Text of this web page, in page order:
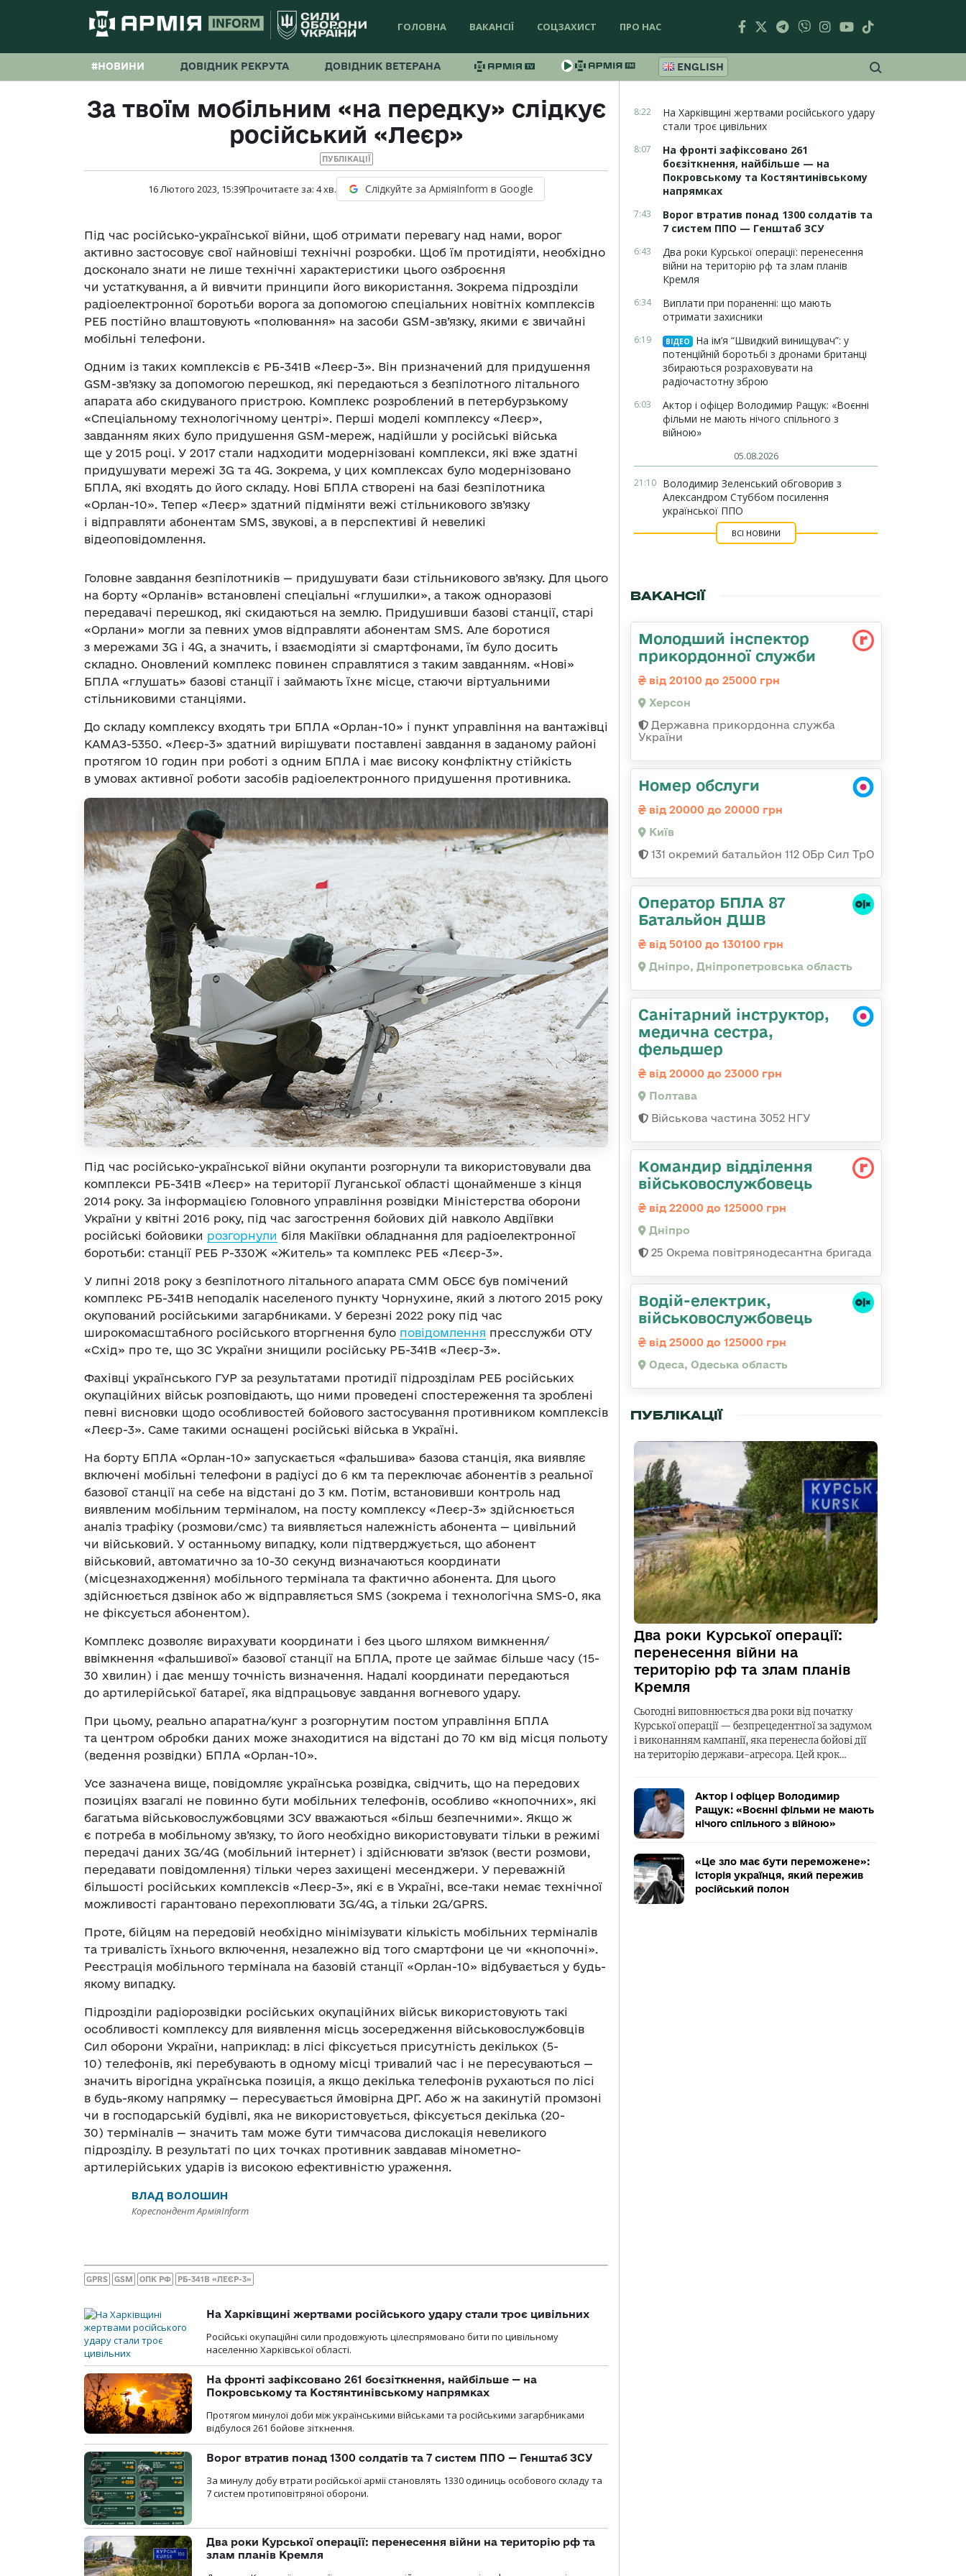
ГОЛОВНА ВАКАНСІЇ СОЦЗАХИСТ ПРО НАС
#НОВИНИ ДОВІДНИК РЕКРУТА ДОВІДНИК ВЕТЕРАНА ENGLISH
За твоїм мобільним «на передку» слідкує
російський «Леєр»
ПУБЛІКАЦІЇ
16 Лютого 2023, 15:39Прочитаєте за: 4хв. Слідкуйте за АрміяInform в Google
Під час російсько-української війни, щоб отримати перевагу над нами, ворог
активно застосовує свої найновіші технічні розробки. Щоб їм протидіяти, необхідно
досконало знати не лише технічні характеристики цього озброєння
чи устаткування, а й вивчити принципи його використання. Зокрема підрозділи
радіоелектронної боротьби ворога за допомогою спеціальних новітніх комплексів
РЕБ постійно влаштовують «полювання» на засоби GSM-зв’язку, якими є звичайні
мобільні телефони.
Одним із таких комплексів є РБ-341В «Леєр-3». Він призначений для придушення
GSM-зв’язку за допомогою перешкод, які передаються з безпілотного літального
апарата або скидуваного пристрою. Комплекс розроблений в петербурзькому
«Спеціальному технологічному центрі». Перші моделі комплексу «Леєр»,
завданням яких було придушення GSM-мереж, надійшли у російські війська
ще у 2015 році. У 2017 стали надходити модернізовані комплекси, які вже здатні
придушувати мережі 3G та 4G. Зокрема, у цих комплексах було модернізовано
БПЛА, які входять до його складу. Нові БПЛА створені на базі безпілотника
«Орлан-10». Тепер «Леєр» здатний підміняти вежі стільникового зв’язку
і відправляти абонентам SMS, звукові, а в перспективі й невеликі
відеоповідомлення.
Головне завдання безпілотників — придушувати бази стільникового зв’язку. Для цього
на борту «Орланів» встановлені спеціальні «глушилки», а також одноразові
передавачі перешкод, які скидаються на землю. Придушивши базові станції, старі
«Орлани» могли за певних умов відправляти абонентам SMS. Але боротися
з мережами 3G і 4G, а значить, і взаємодіяти зі смартфонами, їм було досить
складно. Оновлений комплекс повинен справлятися з таким завданням. «Нові»
БПЛА «глушать» базові станції і займають їхнє місце, стаючи віртуальними
стільниковими станціями.
До складу комплексу входять три БПЛА «Орлан-10» і пункт управління на вантажівці
КАМАЗ-5350. «Леєр-3» здатний вирішувати поставлені завдання в заданому районі
протягом 10 годин при роботі з одним БПЛА і має високу конфліктну стійкість
в умовах активної роботи засобів радіоелектронного придушення противника.
Під час російсько-української війни окупанти розгорнули та використовували два
комплекси РБ-341В «Леєр» на території Луганської області щонайменше з кінця
2014 року. За інформацією Головного управління розвідки Міністерства оборони
України у квітні 2016 року, під час загострення бойових дій навколо Авдіївки
російські бойовики розгорнули біля Макіївки обладнання для радіоелектронної
боротьби: станції РЕБ Р-330Ж «Житель» та комплекс РЕБ «Лєєр-3».
У липні 2018 року з безпілотного літального апарата СММ ОБСЄ був помічений
комплекс РБ-341В неподалік населеного пункту Чорнухине, який з лютого 2015 року
окупований російськими загарбниками. У березні 2022 року під час
широкомасштабного російського вторгнення було повідомлення пресслужби ОТУ
«Схід» про те, що ЗС України знищили російську РБ-341В «Леєр-3».
Фахівці українського ГУР за результатами протидії підрозділам РЕБ російських
окупаційних військ розповідають, що ними проведені спостереження та зроблені
певні висновки щодо особливостей бойового застосування противником комплексів
«Леєр-3». Саме такими оснащені російські війська в Україні.
На борту БПЛА «Орлан-10» запускається «фальшива» базова станція, яка виявляє
включені мобільні телефони в радіусі до 6 км та переключає абонентів з реальної
базової станції на себе на відстані до 3 км. Потім, встановивши контроль над
виявленим мобільним терміналом, на посту комплексу «Леєр-3» здійснюється
аналіз трафіку (розмови/смс) та виявляється належність абонента — цивільний
чи військовий. У останньому випадку, коли підтверджується, що абонент
військовий, автоматично за 10-30 секунд визначаються координати
(місцезнаходження) мобільного термінала та фактично абонента. Для цього
здійснюється дзвінок або ж відправляється SMS (зокрема і технологічна SMS-0, яка
не фіксується абонентом).
Комплекс дозволяє вирахувати координати і без цього шляхом вимкнення/
ввімкнення «фальшивої» базової станції на БПЛА, проте це займає більше часу (15-
30 хвилин) і дає меншу точність визначення. Надалі координати передаються
до артилерійської батареї, яка відпрацьовує завдання вогневого удару.
При цьому, реально апаратна/кунг з розгорнутим постом управління БПЛА
та центром обробки даних може знаходитися на відстані до 70 км від місця польоту
(ведення розвідки) БПЛА «Орлан-10».
Усе зазначена вище, повідомляє українська розвідка, свідчить, що на передових
позиціях взагалі не повинно бути мобільних телефонів, особливо «кнопочних», які
багатьма військовослужбовцями ЗСУ вважаються «більш безпечними». Якщо ж
є потреба в мобільному зв’язку, то його необхідно використовувати тільки в режимі
передачі даних 3G/4G (мобільний інтернет) і здійснювати зв’язок (вести розмови,
передавати повідомлення) тільки через захищені месенджери. У переважній
більшості російських комплексів «Леєр-3», які є в Україні, все-таки немає технічної
можливості гарантовано перехоплювати 3G/4G, а тільки 2G/GPRS.
Проте, бійцям на передовій необхідно мінімізувати кількість мобільних терміналів
та тривалість їхнього включення, незалежно від того смартфони це чи «кнопочні».
Реєстрація мобільного термінала на базовій станції «Орлан-10» відбувається у будь-
якому випадку.
Підрозділи радіорозвідки російських окупаційних військ використовують такі
особливості комплексу для виявлення місць зосередження військовослужбовців
Сил оборони України, наприклад: в лісі фіксується присутність декількох (5-
10) телефонів, які перебувають в одному місці тривалий час і не пересуваються —
значить вірогідна українська позиція, а якщо декілька телефонів рухаються по лісі
в будь-якому напрямку — пересувається ймовірна ДРГ. Або ж на закинутій промзоні
чи в господарській будівлі, яка не використовується, фіксується декілька (20-
30) терміналів — значить там може бути тимчасова дислокація невеликого
підрозділу. В результаті по цих точках противник завдавав мінометно-
артилерійських ударів із високою ефективністю ураження.
ВЛАД ВОЛОШИН
Кореспондент АрміяInform
GPRS GSM ОПК РФ РБ-341В «ЛЕЄР-3»
На Харківщині жертвами російського удару стали троє цивільних
Російські окупаційні сили продовжують цілеспрямовано бити по цивільному
населенню Харківської області.
На фронті зафіксовано 261 боєзіткнення, найбільше — на
Покровському та Костянтинівському напрямках
Протягом минулої доби між українськими військами та російськими загарбниками
відбулося 261 бойове зіткнення.
Ворог втратив понад 1300 солдатів та 7 систем ППО — Генштаб ЗСУ
За минулу добу втрати російської армії становлять 1330 одиниць особового складу та
7 систем протиповітряної оборони.
Два роки Курської операції: перенесення війни на територію рф та
злам планів Кремля
8:22
На Харківщині жертвами російського удару
стали троє цивільних
8:07
На фронті зафіксовано 261
боєзіткнення, найбільше — на
Покровському та Костянтинівському
напрямках
7:43
Ворог втратив понад 1300 солдатів та
7 систем ППО — Генштаб ЗСУ
6:43
Два роки Курської операції: перенесення
війни на територію рф та злам планів
Кремля
6:34
Виплати при пораненні: що мають
отримати захисники
6:19 ВІДЕО
На ім’я “Швидкий винищувач”: у
потенційній боротьбі з дронами британці
збираються розраховувати на
радіочастотну зброю
6:03
Актор і офіцер Володимир Ращук: «Воєнні
фільми не мають нічого спільного з
війною»
05.08.2026
21:10 Володимир Зеленський обговорив з
Александром Стуббом посилення
української ППО
ВСІ НОВИНИ
ВАКАНСІЇ
Молодший інспектор
прикордонної служби
від 20100 до 25000 грн
Херсон
Державна прикордонна служба
України
Номер обслуги
від 20000 до 20000 грн
Київ
131 окремий батальйон 112 ОБр Сил ТрО
Оператор БПЛА 87
Батальйон ДШВ
від 50100 до 130100 грн
Дніпро, Дніпропетровська область
Санітарний інструктор,
медична сестра,
фельдшер
від 20000 до 23000 грн
Полтава
Військова частина 3052 НГУ
Командир відділення
військовослужбовець
від 22000 до 125000 грн
Дніпро
25 Окрема повітрянодесантна бригада
Водій-електрик,
військовослужбовець
від 25000 до 125000 грн
Одеса, Одеська область
ПУБЛІКАЦІЇ
Два роки Курської операції:
перенесення війни на
територію рф та злам планів
Кремля
Сьогодні виповнюється два роки від початку
Курської операції — безпрецедентної за задумом
і виконанням кампанії, яка перенесла бойові дії
на територію держави-агресора. Цей крок…
Актор і офіцер Володимир
Ращук: «Воєнні фільми не мають
нічого спільного з війною»
«Це зло має бути переможене»:
історія українця, який пережив
російський полон